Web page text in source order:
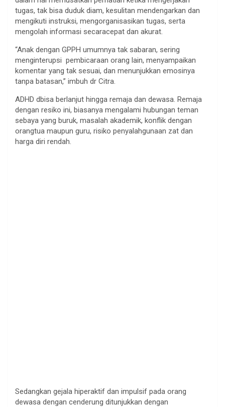
tugas, tak bisa duduk diam, kesulitan mendengarkan dan
mengikuti instruksi, mengorganisasikan tugas, serta
mengolah informasi secaracepat dan akurat.
“Anak dengan GPPH umumnya tak sabaran, sering
menginterupsi pembicaraan orang lain, menyampaikan
komentar yang tak sesuai, dan menunjukkan emosinya
tanpa batasan,” imbuh dr Citra.
ADHD dbisa berlanjut hingga remaja dan dewasa. Remaja
dengan resiko ini, biasanya mengalami hubungan teman
sebaya yang buruk, masalah akademik, konflik dengan
orangtua maupun guru, risiko penyalahgunaan zat dan
harga diri rendah.
Sedangkan gejala hiperaktif dan impulsif pada orang
dewasa dengan cenderung ditunjukkan dengan